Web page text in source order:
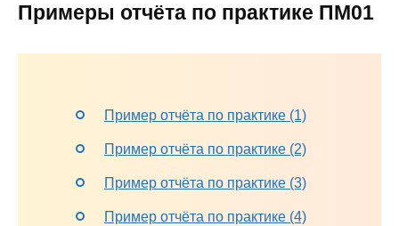
Примеры отчёта по практике ПМ01
Пример отчёта по практике (1)
Пример отчёта по практике (2)
Пример отчёта по практике (3)
Пример отчёта по практике (4)